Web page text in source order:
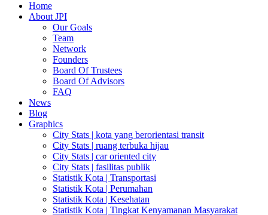
Home
About JPI
Our Goals
Team
Network
Founders
Board Of Trustees
Board Of Advisors
FAQ
News
Blog
Graphics
City Stats | kota yang berorientasi transit
City Stats | ruang terbuka hijau
City Stats | car oriented city
City Stats | fasilitas publik
Statistik Kota | Transportasi
Statistik Kota | Perumahan
Statistik Kota | Kesehatan
Statistik Kota | Tingkat Kenyamanan Masyarakat